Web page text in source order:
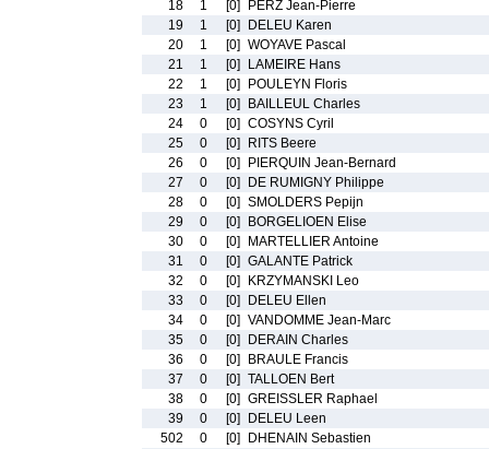
18
1 [0]
PERZ Jean-Pierre
19
1 [0]
DELEU Karen
20
1 [0] WOYAVE Pascal
21
1 [0]
LAMEIRE Hans
22
1 [0]
POULEYN Floris
23
1 [0]
BAILLEUL Charles
24
0 [0] COSYNS Cyril
25
0 [0]
RITS Beere
26
0 [0]
PIERQUIN Jean-Bernard
27
0 [0]
DE RUMIGNY Philippe
28
0 [0] SMOLDERS Pepijn
29
0 [0]
BORGELIOEN Elise
30
0 [0]
MARTELLIER Antoine
31
0 [0] GALANTE Patrick
32
0 [0]
KRZYMANSKI Leo
33
0 [0]
DELEU Ellen
34
0 [0] VANDOMME Jean-Marc
35
0 [0]
DERAIN Charles
36
0 [0]
BRAULE Francis
37
0 [0] TALLOEN Bert
38
0 [0] GREISSLER Raphael
39
0 [0]
DELEU Leen
502
0 [0]
DHENAIN Sebastien